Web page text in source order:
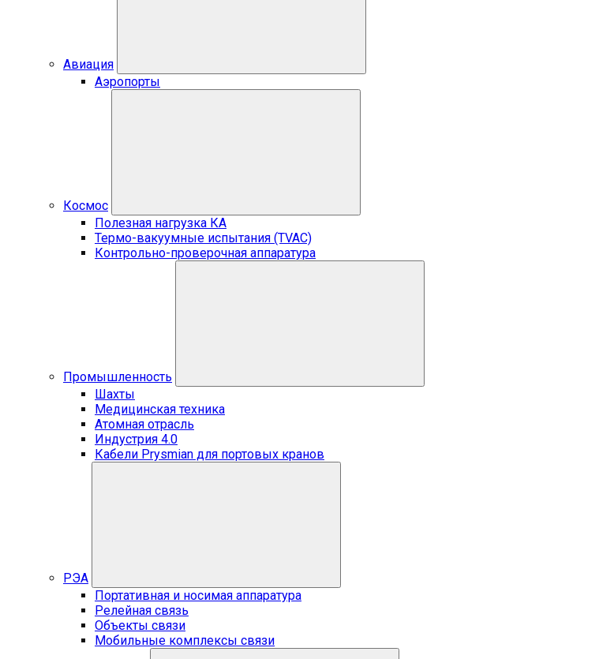
Авиация
Аэропорты
Космос
Полезная нагрузка КА
Термо-вакуумные испытания (TVAC)
Контрольно-проверочная аппаратура
Промышленность
Шахты
Медицинская техника
Атомная отрасль
Индустрия 4.0
Кабели Prysmian для портовых кранов
РЭА
Портативная и носимая аппаратура
Релейная связь
Объекты связи
Мобильные комплексы связи